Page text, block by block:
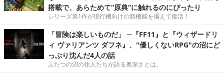
搭載で、あらためて“原典”に触れるのにぴったり
シリーズ第1作が現行機向けの新機能を備えて復活！
「冒険は楽しいものだ」 ─『FF11』と『ウィザードリ
ィ ヴァリアンツ ダフネ』、"優しくないRPG"の沼にど
っぷり沈んだ4人の話
ふたつの沼の住人たちが語る奥深さとは。